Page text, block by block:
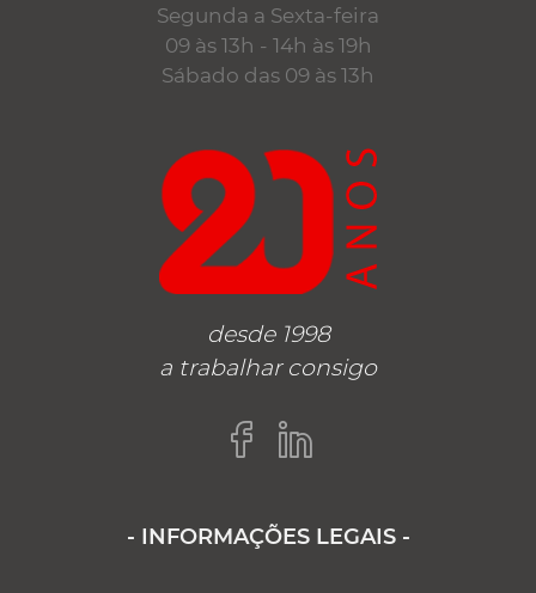
Segunda a Sexta-feira
09 às 13h - 14h às 19h
Sábado das 09 às 13h
desde 1998
a trabalhar consigo
- INFORMAÇÕES LEGAIS -